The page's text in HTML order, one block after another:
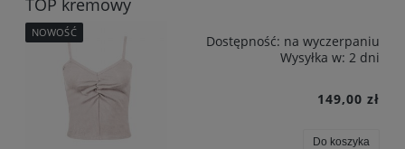
Dostępność: na wyczerpaniu
Wysyłka w: 2 dni
149,00 zł
Do koszyka
NOWOŚĆ